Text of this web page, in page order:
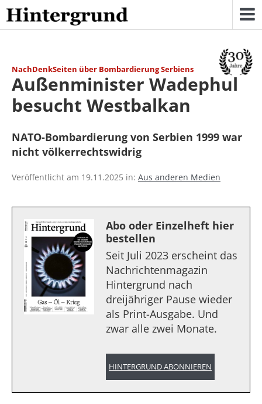
Skip
to
content
NachDenkSeiten über Bombardierung Serbiens
Außenminister Wadephul
besucht Westbalkan
NATO-Bombardierung von Serbien 1999 war
nicht völkerrechtswidrig
Veröffentlicht am 19.11.2025 in: Aus anderen Medien
Abo oder Einzelheft hier
bestellen
Seit Juli 2023 erscheint das
Nachrichtenmagazin
Hintergrund nach
dreijähriger Pause wieder
als Print-Ausgabe. Und
zwar alle zwei Monate.
HINTERGRUND ABONNIEREN